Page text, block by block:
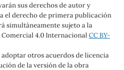
sus derechos de autor y
el derecho de primera publicación
simultáneamente sujeto a la
4.0 Internacional CC BY-
otros acuerdos de licencia
de la versión de la obra